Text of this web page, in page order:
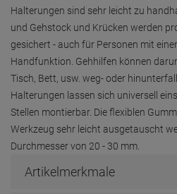
Halterungen sind sehr leicht zu
und Gehstock und Krücken werden
gesichert - auch für Personen mit
Handfunktion. Gehhilfen können
Tisch, Bett, usw. weg- oder
Halterungen lassen sich universell
Stellen montierbar. Die flexiblen
Werkzeug sehr leicht ausgetauscht
Durchmesser von 20 - 30 mm.
Artikelmerkmale